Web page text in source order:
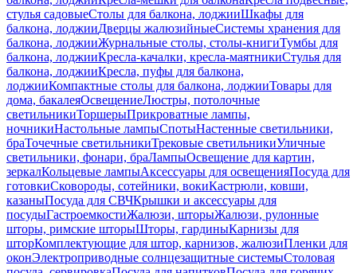
стулья садовыеСтолы для балкона, лоджииШкафы для
балкона, лоджииДверцы жалюзийныеСистемы хранения для
балкона, лоджииЖурнальные столы, столы-книгиТумбы для
балкона, лоджииКресла-качалки, кресла-маятникиСтулья для
балкона, лоджииКресла, пуфы для балкона,
лоджииКомпактные столы для балкона, лоджииТовары для
дома, бакалеяОсвещениеЛюстры, потолочные
светильникиТоршерыПрикроватные лампы,
ночникиНастольные лампыСпотыНастенные светильники,
браТочечные светильникиТрековые светильникиУличные
светильники, фонари, браЛампыОсвещение для картин,
зеркалКольцевые лампыАксессуары для освещенияПосуда для
готовкиСковороды, сотейники, вокиКастрюли, ковши,
казаныПосуда для СВЧКрышки и аксессуары для
посудыГастроемкостиЖалюзи, шторыЖалюзи, рулонные
шторы, римские шторыШторы, гардиныКарнизы для
шторКомплектующие для штор, карнизов, жалюзиПленки для
оконЭлектроприводные солнцезащитные системыСтоловая